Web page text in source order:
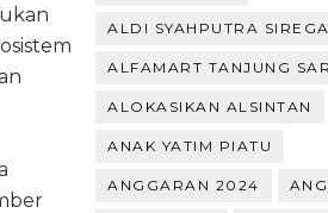
ALDI SYAHPUTRA
ALFAMART TANJUNG
ALOKASIKAN ALSINTAN
ANAK YATIM PIATU
ANGGARAN 2024